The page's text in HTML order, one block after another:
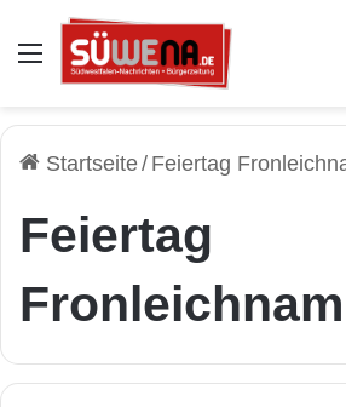
Auswahl
Startseite/ Feiertag
Feiertag
Fronleichnam